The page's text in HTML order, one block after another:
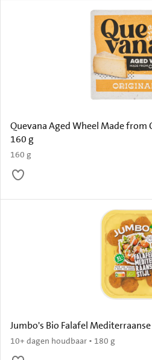
Quevana Aged Wheel Made from
160 g
160 g
Jumbo's Bio Falafel
10+ dagen houdbaar • 180 g